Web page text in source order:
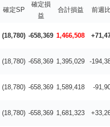
確定SP
確定損
益
合計損益 前週
(18,780) -658,369 1,466,508
(18,780) -658,369 1,395,029 -
(18,780) -658,369 1,589,418 -
(18,780) -658,369 1,681,323